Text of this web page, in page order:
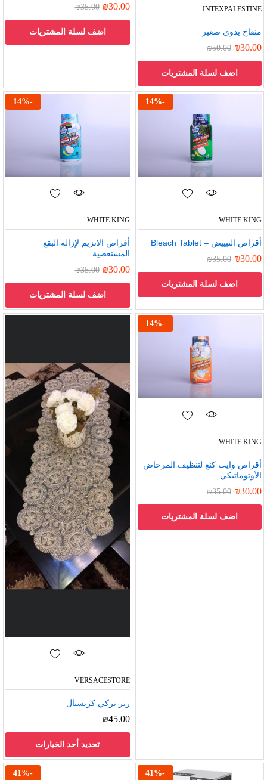
INTEXPALESTINE
منفاخ يدوي صغير
₪30.00
₪50.00
اضف لسلة المشتريات
₪30.00
₪35.00
اضف لسلة المشتريات
-
14%
WHITE KING
أقراص التبييض – Bleach Tablet
₪30.00
₪35.00
اضف لسلة المشتريات
-
14%
WHITE KING
أقراص الانزيم لإزالة البقع
المستعصية
₪30.00
₪35.00
اضف لسلة المشتريات
-
14%
WHITE KING
أقراص وايت كنغ لتنظيف المرحاض
الأوتوماتيكي
₪30.00
₪35.00
اضف لسلة المشتريات
VERSACESTORE
رنر تركي كريستال
₪45.00
تحديد أحد الخيارات
-
41%
-
41%